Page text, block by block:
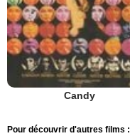
Candy
Pour découvrir d'autres films :